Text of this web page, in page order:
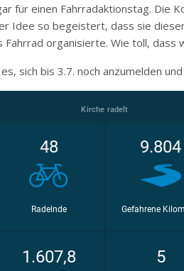
für einen Fahrradaktionstag. Die
Idee so begeistert, dass sie
Fahrrad organisierte. Wie toll, dass
sich bis 3.7. noch anzumelden